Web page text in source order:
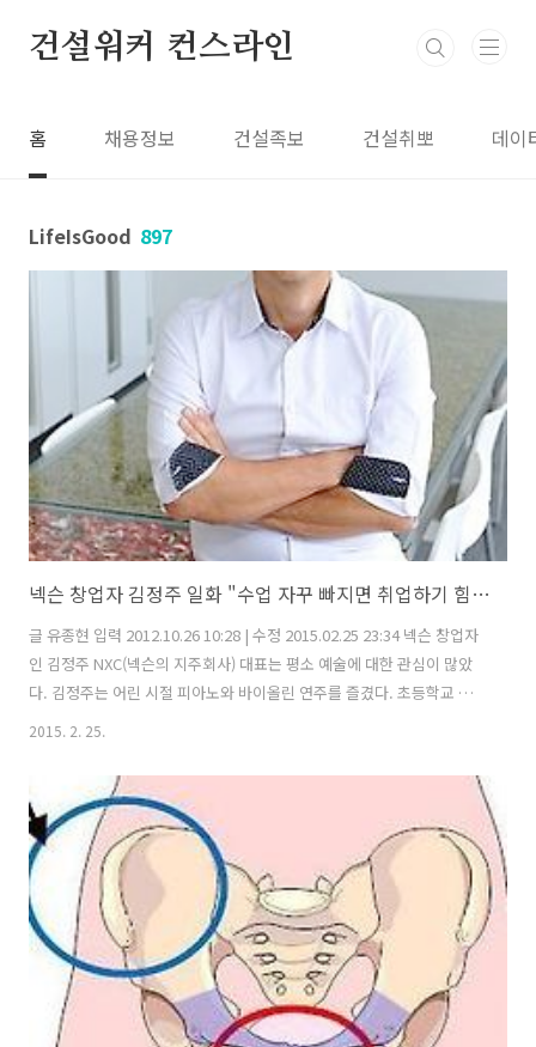
건설워커 컨스라인
홈 채용정보 건설족보 건설취뽀 데이
LifeIsGood 897
넥슨 창업자 김정주 일화 "수업 자꾸 빠지면 취업하기 힘들다"
글 유종현 입력 2012.10.26 10:28 | 수정 2015.02.25 23:34 넥슨 창업자
인 김정주 NXC(넥슨의 지주회사) 대표는 평소 예술에 대한 관심이 많았
다. 김정주는 어린 시절 피아노와 바이올린 연주를 즐겼다. 초등학교 시
절인 1979년에는 이화경향 음악콩쿠르에서 초등부 바이올린 부문 1위에
어머니 이연자씨에게서 물려받았다는 평이다. 그는 2005년 지주회사인
넥슨홀딩스(NXC의 전신)를 만들어 넥슨과 모든 계열사를 전문 경영인에
게 맡긴 후, 서울 대학로 연극 무대로 향했다. 2006년 김 사장은 연극단
'독'에 합류해 무대 조명과 음향시설을 점검하는 등 연극단 막내 생활을
시작했다. 이후 연극 '돌고돌아'에 출연하면..
2015. 2. 25.